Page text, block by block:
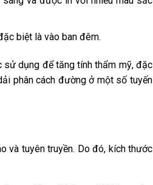
biệt là vào ban đêm.
dụng để tăng tính thẩm mỹ, đặc
phân cách đường ở một số tuyến
và tuyên truyền. Do đó, kích thước